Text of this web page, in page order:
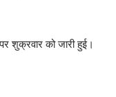
को जारी हुई।